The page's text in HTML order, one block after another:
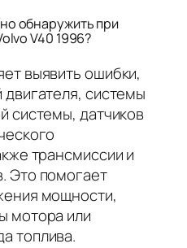
обнаружить при
V40 1996?
выявить ошибки,
системы
системы, датчиков
трансмиссии и
Это помогает
мощности,
мотора или
топлива.